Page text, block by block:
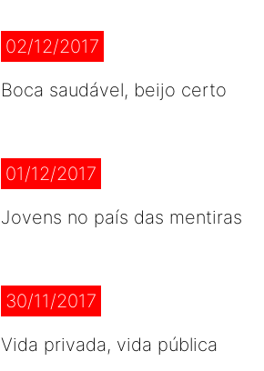
02/12/2017
Boca saudável, beijo certo
01/12/2017
Jovens no país das mentiras
30/11/2017
Vida privada, vida pública